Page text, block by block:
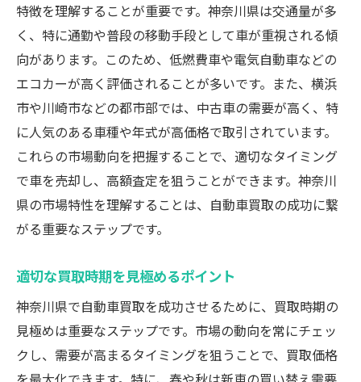
オンライン査定のプロセスを効率化する方
法
車の状態を維持して自動車買取の査定額をアッ
プさせる秘訣
定期的なメンテナンスがもたらす価値
洗車と内装クリーニングの重要性
タイヤとブレーキの状態をチェック
エンジンルームをきれいに保つ方法
車内の臭い対策と改善策
神奈川県で信頼できる自動車買取業者を見極め
るポイント
口コミと評価の活用法
買取業者の実績と信頼性を確認する方法
特徴を理解することが重要です。神奈川県は交通量が多
く、特に通勤や普段の移動手段として車が重視される傾
向があります。このため、低燃費車や電気自動車などの
エコカーが高く評価されることが多いです。また、横浜
市や川崎市などの都市部では、中古車の需要が高く、特
に人気のある車種や年式が高価格で取引されています。
これらの市場動向を把握することで、適切なタイミング
で車を売却し、高額査定を狙うことができます。神奈川
県の市場特性を理解することは、自動車買取の成功に繋
がる重要なステップです。
適切な買取時期を見極めるポイント
神奈川県で自動車買取を成功させるために、買取時期の
見極めは重要なステップです。市場の動向を常にチェッ
クし、需要が高まるタイミングを狙うことで、買取価格